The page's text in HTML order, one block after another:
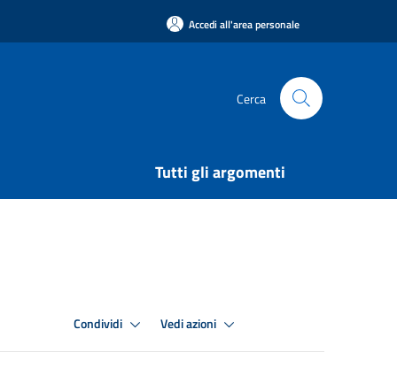
Accedi all'area personale
Cerca
Tutti gli argomenti
Condividi Vedi azioni